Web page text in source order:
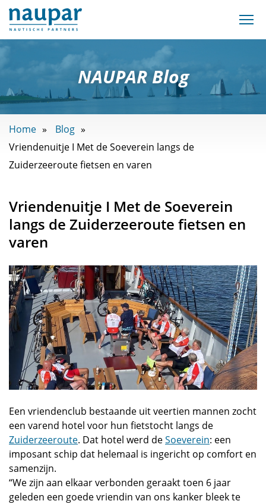
NAUPAR Blog
Home
Blog
Vriendenuitje I Met de Soeverein langs de
Zuiderzeeroute fietsen en varen
Vriendenuitje I Met de Soeverein
langs de Zuiderzeeroute fietsen en
varen
Een vriendenclub bestaande uit veertien mannen zocht
een varend hotel voor hun fietstocht langs de
Zuiderzeeroute. Dat hotel werd deSoeverein: een
imposant schip dat helemaal is ingericht op comfort en
samenzijn.
“We zijn aan elkaar verbonden geraakt toen 6 jaar
geleden een goede vriendin van ons kanker bleek te